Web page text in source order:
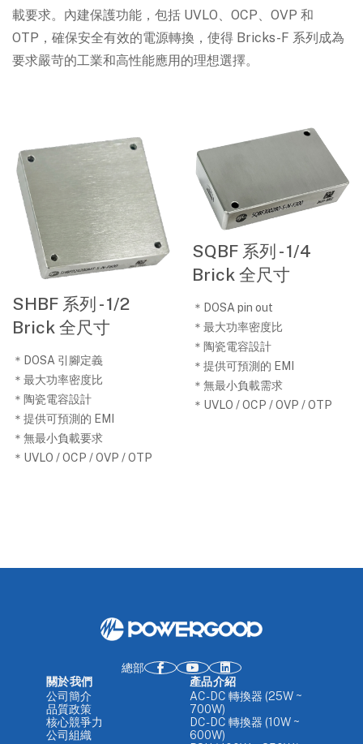
載要求。內建保護功能，包括 UVLO、OCP、OVP 和
OTP，確保安全有效的電源轉換，使得 Bricks-F 系列成為
要求嚴苛的工業和高性能應用的理想選擇。
SHBF 系列 - 1/2
Brick 全尺寸
＊DOSA 引腳定義
＊最大功率密度比
＊陶瓷電容設計
＊提供可預測的 EMI
＊無最小負載要求
＊UVLO / OCP / OVP / OTP
SQBF 系列 - 1/4
Brick 全尺寸
＊DOSA pin out
＊最大功率密度比
＊陶瓷電容設計
＊提供可預測的 EMI
＊無最小負載需求
＊UVLO / OCP / OVP / OTP
總部
關於我們
公司簡介
品質政策
核心競爭力
公司組織
產品介紹
AC-DC 轉換器 (25W ~
700W)
DC-DC 轉換器 (10W ~
600W)